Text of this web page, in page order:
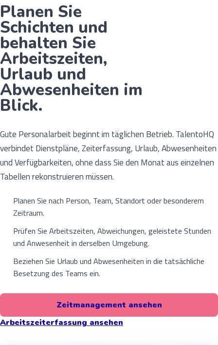
Planen Sie
Schichten und
behalten Sie
Arbeitszeiten,
Urlaub und
Abwesenheiten im
Blick.
Gute Personalarbeit beginnt im täglichen Betrieb. TalentoHQ
verbindet Dienstpläne, Zeiterfassung, Urlaub, Abwesenheiten
und Verfügbarkeiten, ohne dass Sie den Monat aus einzelnen
Tabellen rekonstruieren müssen.
Planen Sie nach Person, Team, Standort oder besonderem
Zeitraum.
Prüfen Sie Arbeitszeiten, Abweichungen, geleistete Stunden
und Anwesenheit in derselben Umgebung.
Beziehen Sie Urlaub und Abwesenheiten in die tatsächliche
Besetzung des Teams ein.
Zeitmanagement ansehen
Arbeitszeiterfassung ansehen